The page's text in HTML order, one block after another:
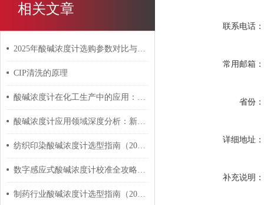
相关文章
2025年酸碱浓度计选购参数对比与品牌推荐
CIP清洗的原理
酸碱浓度计在化工生产中的应用：电感式与电磁式对比
酸碱浓度计应用领域深度分析：新兴行业与传统行业的机遇对比
纺织印染酸碱浓度计选型指南（2026）：染色整理工艺监测方案
数字感应式酸碱浓度计校准全攻略：从新手到专家的完整指南（2026版）
制药行业酸碱浓度计选型指南（2026）：GMP合规的高精度监测方案
联系电话：
常用邮箱：
省份：
详细地址：
补充说明：